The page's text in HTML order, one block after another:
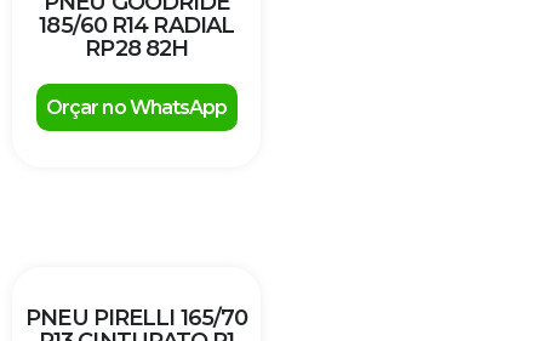
185/60 R14 RADIAL
RP28 82H
Orçar no WhatsApp
PNEU PIRELLI 165/70